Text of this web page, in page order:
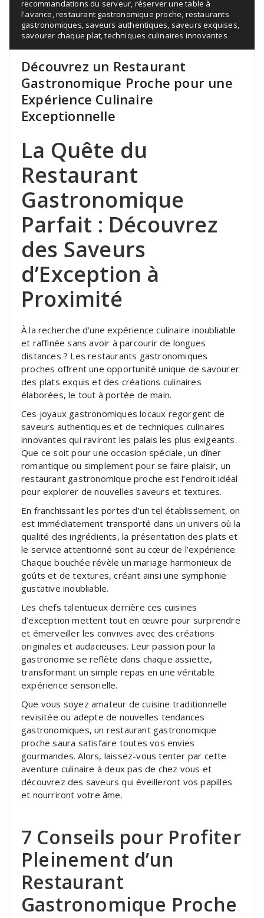
recommandations du serveur, réserver une table à
l'avance,restaurant gastronomique proche, restaurants
gastronomiques, saveurs authentiques, saveurs exquises,
savourer chaque plat,techniques culinaires innovantes
Découvrez un Restaurant
Gastronomique Proche pour une
Expérience Culinaire
Exceptionnelle
La Quête du
Restaurant
Gastronomique
Parfait : Découvrez
des Saveurs
d’Exception à
Proximité
À la recherche d’une expérience culinaire inoubliable
et raffinée sans avoir à parcourir de longues
distances ? Les restaurants gastronomiques
proches offrent une opportunité unique de savourer
des plats exquis et des créations culinaires
élaborées, le tout à portée de main.
Ces joyaux gastronomiques locaux regorgent de
saveurs authentiques et de techniques culinaires
innovantes qui raviront les palais les plus exigeants.
Que ce soit pour une occasion spéciale, un dîner
romantique ou simplement pour se faire plaisir, un
restaurant gastronomique proche est l’endroit idéal
pour explorer de nouvelles saveurs et textures.
En franchissant les portes d’un tel établissement, on
est immédiatement transporté dans un univers où la
qualité des ingrédients, la présentation des plats et
le service attentionné sont au cœur de l’expérience.
Chaque bouchée révèle un mariage harmonieux de
goûts et de textures, créant ainsi une symphonie
gustative inoubliable.
Les chefs talentueux derrière ces cuisines
d’exception mettent tout en œuvre pour surprendre
et émerveiller les convives avec des créations
originales et audacieuses. Leur passion pour la
gastronomie se reflète dans chaque assiette,
transformant un simple repas en une véritable
expérience sensorielle.
Que vous soyez amateur de cuisine traditionnelle
revisitée ou adepte de nouvelles tendances
gastronomiques, un restaurant gastronomique
proche saura satisfaire toutes vos envies
gourmandes. Alors, laissez-vous tenter par cette
aventure culinaire à deux pas de chez vous et
découvrez des saveurs qui éveilleront vos papilles
et nourriront votre âme.
7 Conseils pour Profiter
Pleinement d’un
Restaurant
Gastronomique Proche